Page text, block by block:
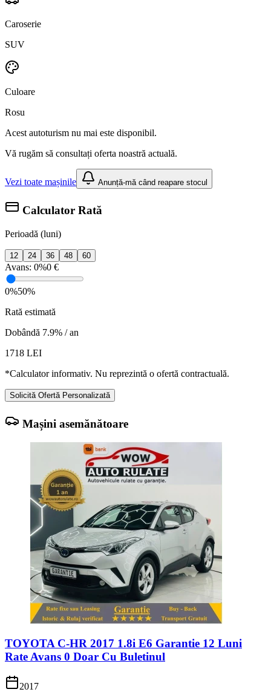
Caroserie
SUV
Culoare
Rosu
Acest autoturism nu mai este disponibil.
Vă rugăm să consultați oferta noastră actuală.
Vezi toate mașinile Anunță-mă când reapare stocul
Calculator Rată
Perioadă (luni)
12 24 36 48 60
Avans: 0%0 €
0%50%
Rată estimată
Dobândă 7.9% / an
1718 LEI
*Calculator informativ. Nu reprezintă o ofertă contractuală.
Solicită Ofertă Personalizată
Mașini asemănătoare
TOYOTA C-HR 2017 1.8i E6 Garantie 12 Luni
Rate Avans 0 Doar Cu Buletinul
2017